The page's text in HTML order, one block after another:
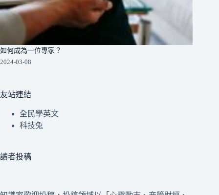
如何成為一位專家？
2024-03-08
友站連結
全民學英文
科技兔
讀者投稿